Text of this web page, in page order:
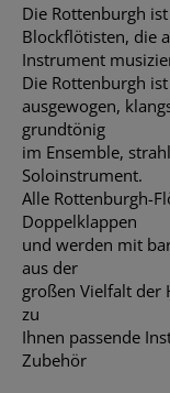
Die Rottenburgh
Blockflötisten, die
Instrument
Die Rottenburgh
ausgewogen,
grundtönig
im Ensemble,
Soloinstrument.
Alle Rottenburgh-
Doppelklappen
und werden mit
aus der
großen Vielfalt der
zu
Ihnen passende
Zubehör